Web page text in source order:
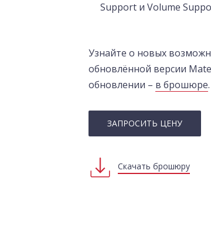
Support и Volume
Узнайте о новых
обновлённой версии
обновлении – в брошюре.
ЗАПРОСИТЬ ЦЕНУ
Скачать брошюру